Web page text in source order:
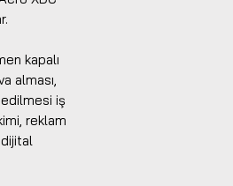
kapalı
alması,
edilmesi iş
reklam